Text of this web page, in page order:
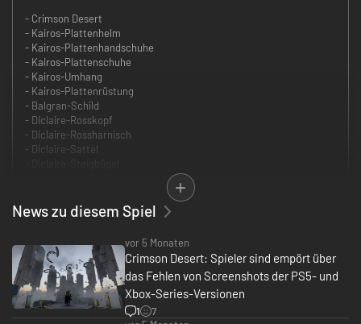
- Crimson Desert
- Kairos-Plattenhelm
- Kairos-Plattenhandschuhe
- Kairos-Plattenschuhe
- Kairos-Umhang
- Kairos-Plattenrüstung
- Balgran-Schild
- Diclaire-Rosskopf
- Diclaire-Rossharnisch
- Diclaire-Sattel
Bestellt Crimson Desert jetzt vor, um exklusive Boni zu erhalten.
Der erste Schritt dieser epischen Reise beginnt schon bald.
[Crimson Desert: Vollversion]
[Vorbestellerbonus]
- Khaled-Schild
[Deluxe-Paket]
- Kairos-Plattenhelm
News zu diesem Spiel
vor 5 Monaten
Crimson Desert: Spieler sind empört über
das Fehlen von Screenshots der PS5- und
Xbox-Series-Versionen
1
7